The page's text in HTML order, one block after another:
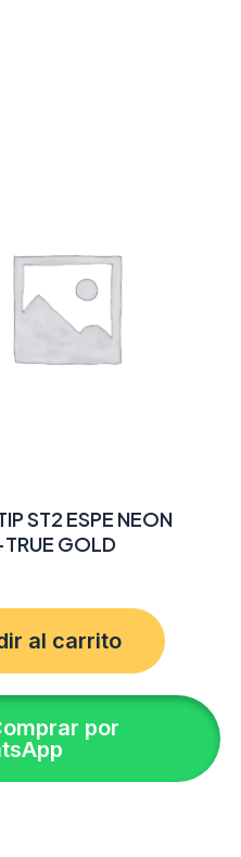
ST2 ESPE NEON
GOLD
al carrito
por